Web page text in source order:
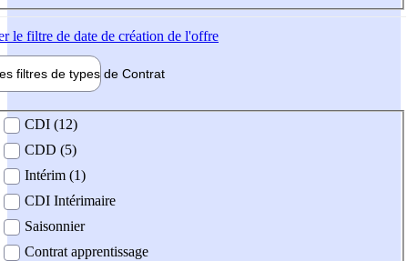
le filtre de date de création de l'offre
filtres de types de Contrat
contrat
CDI (12)
CDD (5)
Intérim (1)
CDI Intérimaire
Saisonnier
Contrat apprentissage